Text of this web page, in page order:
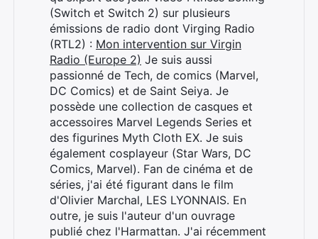
(Switch et Switch 2) sur plusieurs
émissions de radio dont Virging Radio
(RTL2) : Mon intervention sur Virgin
Radio (Europe 2) Je suis aussi
passionné de Tech, de comics (Marvel,
DC Comics) et de Saint Seiya. Je
possède une collection de casques et
accessoires Marvel Legends Series et
des figurines Myth Cloth EX. Je suis
également cosplayeur (Star Wars, DC
Comics, Marvel). Fan de cinéma et de
séries, j'ai été figurant dans le film
d'Olivier Marchal, LES LYONNAIS. En
outre, je suis l'auteur d'un ouvrage
publié chez l'Harmattan. J'ai récemment